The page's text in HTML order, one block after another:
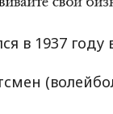
в 1937